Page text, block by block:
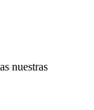
nuestras